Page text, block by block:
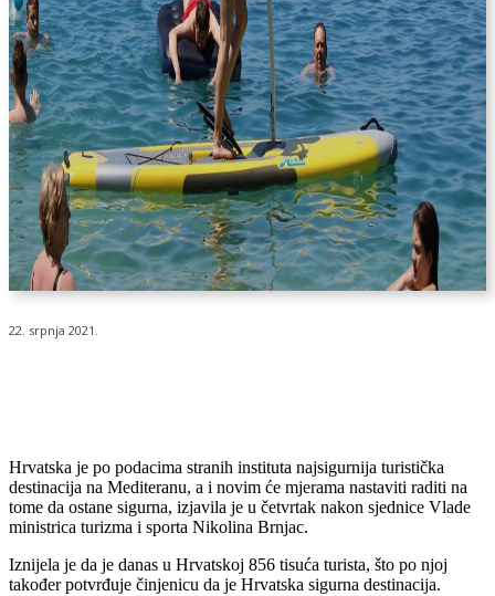
22. srpnja 2021.
Hrvatska je po podacima stranih instituta najsigurnija turistička
destinacija na Mediteranu, a i novim će mjerama nastaviti raditi na
tome da ostane sigurna, izjavila je u četvrtak nakon sjednice Vlade
ministrica turizma i sporta Nikolina Brnjac.
Iznijela je da je danas u Hrvatskoj 856 tisuća turista, što po njoj
također potvrđuje činjenicu da je Hrvatska sigurna destinacija.